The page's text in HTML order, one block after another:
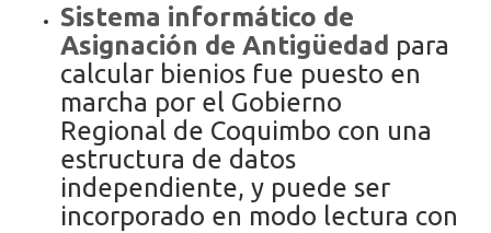
Sistema informático de
Asignación de Antigüedad para
calcular bienios fue puesto en
marcha por el Gobierno
Regional de Coquimbo con una
estructura de datos
independiente, y puede ser
incorporado en modo lectura con